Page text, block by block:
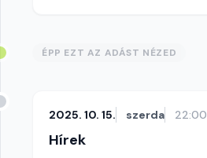
ÉPP EZT AZ ADÁST NÉZED
2025. 10. 15. szerda 22:00
Hírek